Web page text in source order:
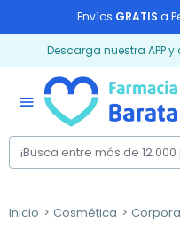
Envíos GRATIS a
Descarga nuestra APP
menu
Inicio Cosmética